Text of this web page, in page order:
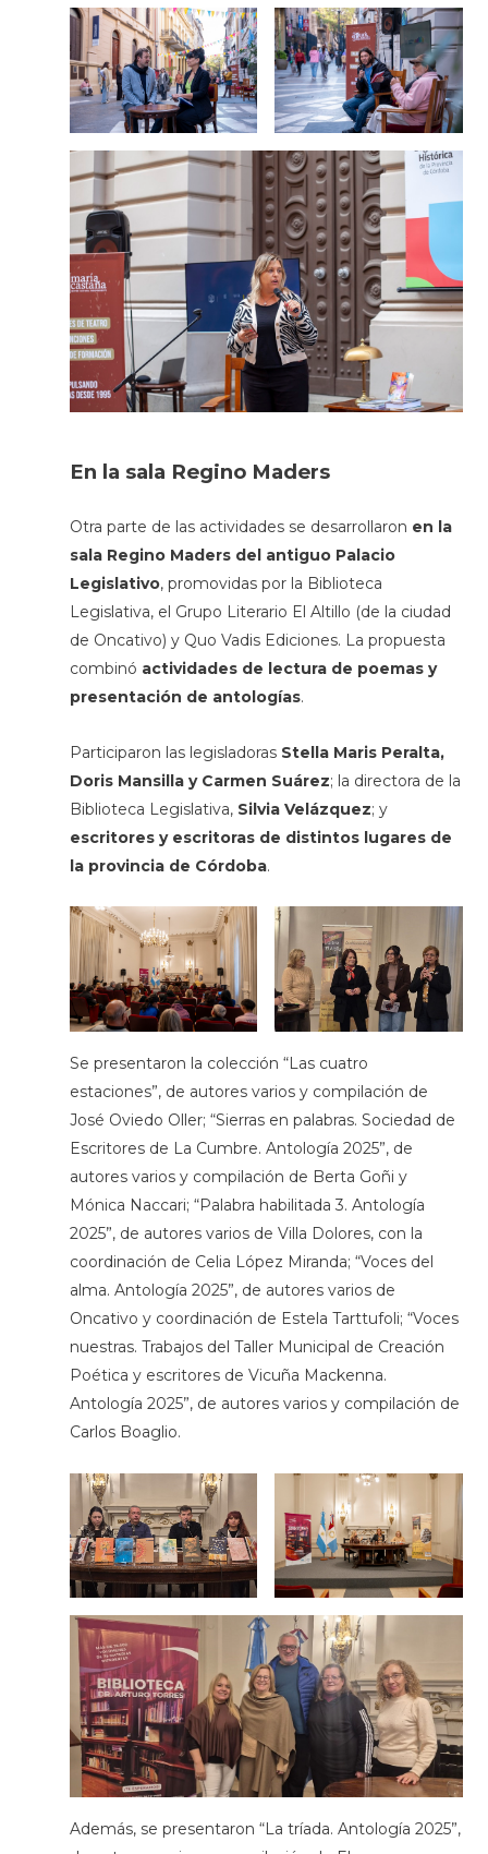
En la sala Regino Maders
Otra parte de las actividades se desarrollaron en la
sala Regino Maders del antiguo Palacio
Legislativo, promovidas por la Biblioteca
Legislativa, el Grupo Literario El Altillo (de la ciudad
de Oncativo) y Quo Vadis Ediciones. La propuesta
combinó actividades de lectura de poemas y
presentación de antologías.
Participaron las legisladoras Stella Maris Peralta,
Doris Mansilla y Carmen Suárez; la directora de la
Biblioteca Legislativa, Silvia Velázquez; y
escritores y escritoras de distintos lugares de
la provincia de Córdoba.
Se presentaron la colección “Las cuatro
estaciones”, de autores varios y compilación de
José Oviedo Oller; “Sierras en palabras. Sociedad de
Escritores de La Cumbre. Antología 2025”, de
autores varios y compilación de Berta Goñi y
Mónica Naccari; “Palabra habilitada 3. Antología
2025”, de autores varios de Villa Dolores, con la
coordinación de Celia López Miranda; “Voces del
alma. Antología 2025”, de autores varios de
Oncativo y coordinación de Estela Tarttufoli; “Voces
nuestras. Trabajos del Taller Municipal de Creación
Poética y escritores de Vicuña Mackenna.
Antología 2025”, de autores varios y compilación de
Carlos Boaglio.
Además, se presentaron “La tríada. Antología 2025”,